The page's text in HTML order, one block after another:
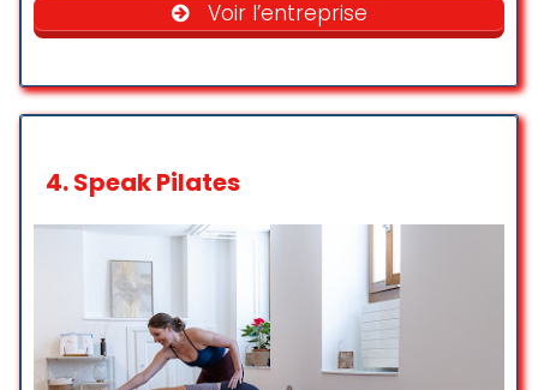
Entrée accessible en fauteuil roulant
Places assises accessibles en fauteuil roulant
Services
Toilettes
Clientèle
(в тот же день, через два часа),
внимательное и профессиональное.
боли в течение дня.
золотые руки!
Voir l’entreprise
4.Speak Pilates